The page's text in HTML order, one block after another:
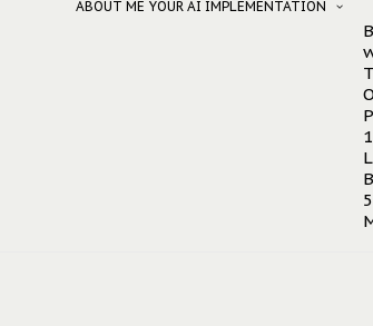
ABOUT ME YOUR AI IMPLEMENTATION